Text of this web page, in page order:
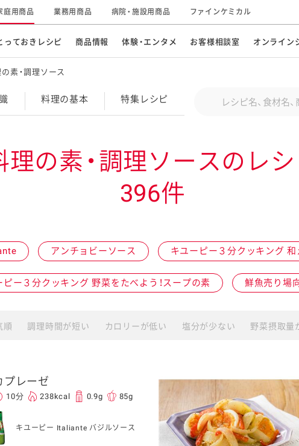
っておきレシピ
特集レシピ
お
キ
おう
おう
みん
商品情報
ドレッシングなど
素材
スキンケア用品
そ
体験・エンタメ お客様相談室 オンライン
キユーピーウエルネス
庭用商品 業務用商品 病院・施設用商品 ファインケミカル
企業情報 グループの事業
サステナビリティ 研究開発
素・調理ソース
料理の基本 特集 レシピ
理の素・調理ソースのレ
396件
アンチョビーソース キユーピー３分クッキング 和
ピー３分クッキング 野菜をたべよう！スープの素 鮮魚売り場
順 調理時間が短い カロリーが低い 塩分が少ない 野菜摂取量
プレーゼ
10分 238kcal 0.9g 85g
キユーピー Italiante バジルソース